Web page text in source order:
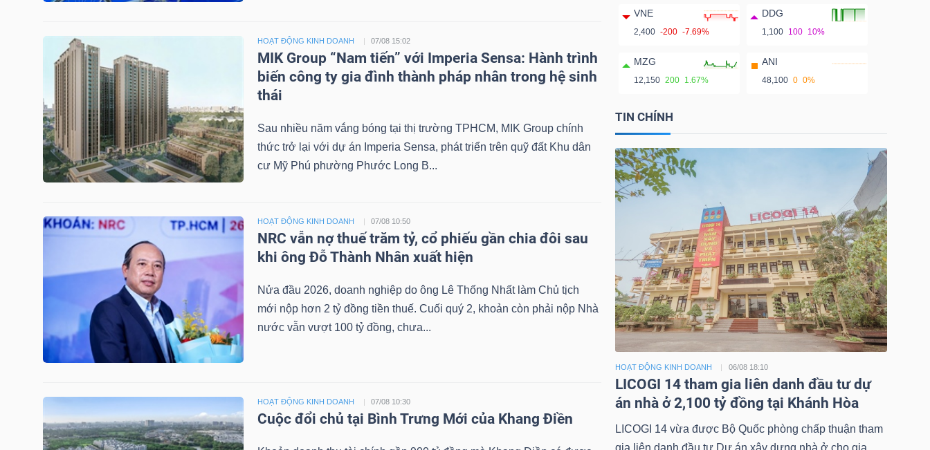
HOẠT ĐỘNG KINH DOANH 07/08 15:02
MIK Group “Nam tiến” với Imperia Sensa: Hành trình
biến công ty gia đình thành pháp nhân trong hệ sinh
thái
Sau nhiều năm vắng bóng tại thị trường TPHCM, MIK Group chính
thức trở lại với dự án Imperia Sensa, phát triển trên quỹ đất Khu dân
cư Mỹ Phú phường Phước Long B...
HOẠT ĐỘNG KINH DOANH 07/08 10:50
NRC vẫn nợ thuế trăm tỷ, cổ phiếu gần chia đôi sau
khi ông Đỗ Thành Nhân xuất hiện
Nửa đầu 2026, doanh nghiệp do ông Lê Thống Nhất làm Chủ tịch
mới nộp hơn 2 tỷ đồng tiền thuế. Cuối quý 2, khoản còn phải nộp Nhà
nước vẫn vượt 100 tỷ đồng, chưa...
HOẠT ĐỘNG KINH DOANH 07/08 10:30
Cuộc đổi chủ tại Bình Trưng Mới của Khang Điền
VNE
2,400 -200 -7.69%
DDG
1,100 100 10%
MZG
12,150 200 1.67%
ANI
48,100 0 0%
TIN CHÍNH
HOẠT ĐỘNG KINH DOANH 06/08 18:10
LICOGI 14 tham gia liên danh đầu tư dự
án nhà ở 2,100 tỷ đồng tại Khánh Hòa
LICOGI 14 vừa được Bộ Quốc phòng chấp thuận tham
TÍCH
VIETSTOCKFINANCE
MÔ
DOANH
NGHIỆP